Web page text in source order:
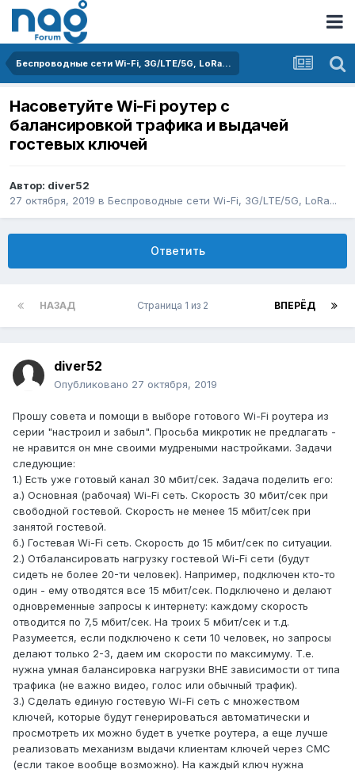
Беспроводные сети Wi-Fi, 3G/LTE/5G, LoRa...
Насоветуйте Wi-Fi роутер с
балансировкой трафика и выдачей
гостевых ключей
Автор: diver52
27 октября, 2019 в Беспроводные сети Wi-Fi, 3G/LTE/5G, LoRa...
Ответить
НАЗАД ВПЕРЁД
Страница 1 из 2
diver52
Опубликовано 27 октября, 2019
Прошу совета и помощи в выборе готового Wi-Fi роутера из
серии "настроил и забыл". Просьба микротик не предлагать -
не нравится он мне своими мудреными настройками. Задачи
следующие:
1.) Есть уже готовый канал 30 мбит/сек. Задача поделить его:
а.) Основная (рабочая) Wi-Fi сеть. Скорость 30 мбит/сек при
свободной гостевой. Скорость не менее 15 мбит/сек при
занятой гостевой.
б.) Гостевая Wi-Fi сеть. Скорость до 15 мбит/сек по ситуации.
2.) Отбалансировать нагрузку гостевой Wi-Fi сети (будут
сидеть не более 20-ти человек). Например, подключен кто-то
один - ему отводятся все 15 мбит/сек. Подключено и делают
одновременные запросы к интернету: каждому скорость
отводится по 7,5 мбит/сек. На троих 5 мбит/сек и т.д.
Разумеется, если подключено к сети 10 человек, но запросы
делают только 2-3, даем им скорости по максимуму. Т.е.
нужна умная балансировка нагрузки ВНЕ зависимости от типа
трафика (не важно видео, голос или обычный трафик).
3.) Сделать единую гостевую Wi-Fi сеть с множеством
ключей, которые будут генерироваться автоматически и
просмотреть их можно будет в учетке роутера, а еще лучше
реализовать механизм выдачи клиентам ключей через СМС
(если такое вообще возможно). На каждый ключ нужна